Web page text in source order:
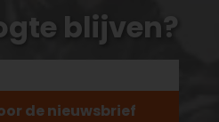
blijven?
de nieuwsbrief